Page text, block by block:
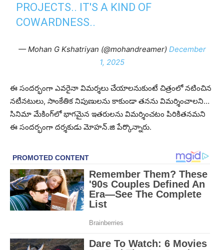
PROJECTS.. IT'S A KIND OF
COWARDNESS..
— Mohan G Kshatriyan (@mohandreamer) December
1, 2025
ఈ సంద‌ర్భంగా ఎవ‌రైనా విమ‌ర్శ‌లు చేయాల‌నుకుంటే చిత్రంలో న‌టించిన
న‌టీన‌టులు, సాంకేతిక నిపుణుల‌ను కాకుండా త‌న‌ను విమ‌ర్శించాల‌ని…
సినిమా మేకింగ్‌లో భాగ‌మైన ఇత‌రుల‌ను విమ‌ర్శించ‌టం పిరికిత‌నమ‌ని
ఈ సంద‌ర్భంగా ద‌ర్శ‌కుడు మోహ‌న్.జి పేర్కొన్నారు.